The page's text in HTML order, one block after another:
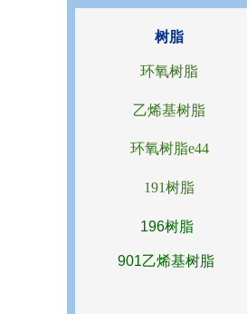
环氧树脂
乙烯基树脂
环氧树脂e44
191树脂
901乙烯基树脂
196树脂
树脂